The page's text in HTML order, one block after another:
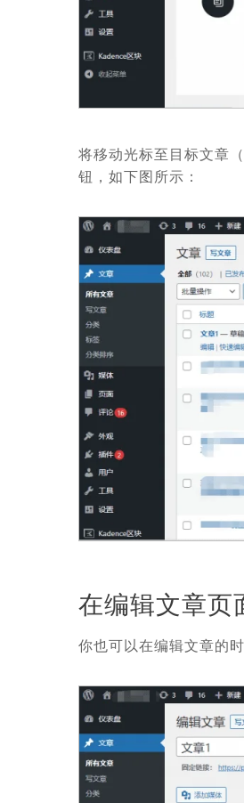
将移动光标至目标文章
钮，如下图所示：
在编辑文章页
你也可以在编辑文章的